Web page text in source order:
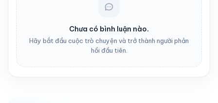
Chưa có bình luận nào.
Hãy bắt đầu cuộc trò chuyện và trở thành người phản
hồi đầu tiên.